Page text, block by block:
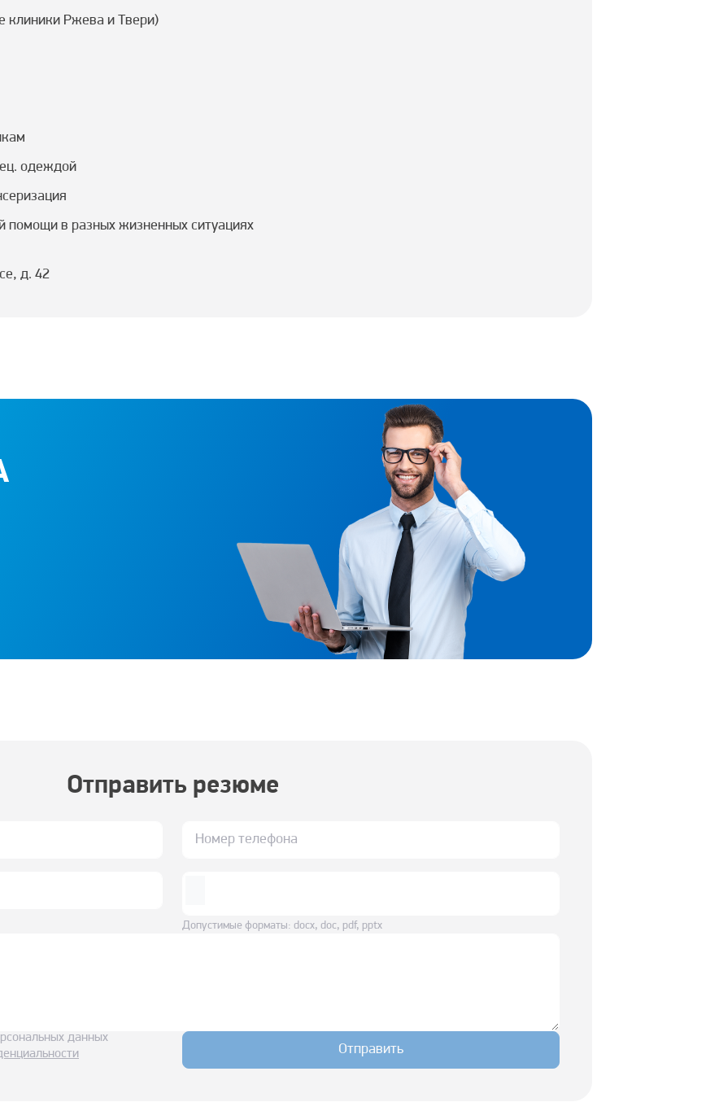
клиники Ржева и Твери)
одеждой
помощи в разных жизненных ситуациях
д. 42
Отправить резюме
Допустимые форматы: docx, doc, pdf, pptx
данных
Отправить